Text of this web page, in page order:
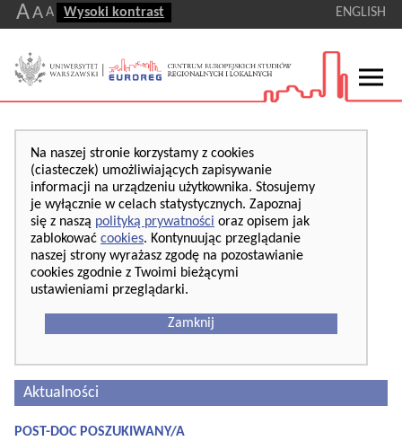
AA A Wysoki kontrast ENGLISH
Na naszej stronie korzystamy z cookies
(ciasteczek) umożliwiających zapisywanie
informacji na urządzeniu użytkownika. Stosujemy
je wyłącznie w celach statystycznych. Zapoznaj
się z naszą polityką prywatności oraz opisem jak
zablokować cookies. Kontynuując przeglądanie
naszej strony wyrażasz zgodę na pozostawianie
cookies zgodnie z Twoimi bieżącymi
ustawieniami przeglądarki.
Zamknij
Aktualności
POST-DOC POSZUKIWANY/A